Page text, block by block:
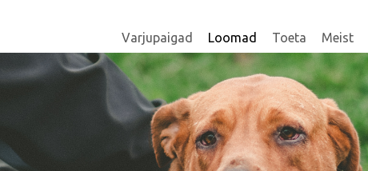
Varjupaigad Loomad Toeta Meist